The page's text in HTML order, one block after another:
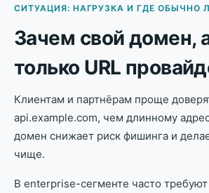
СИТУАЦИЯ: НАГРУЗКА И ГДЕ ОБЫЧНО
Зачем свой домен,
только URL
Клиентам и партнёрам проще
api.example.com, чем длинному
домен снижает риск фишинга и
чище.
В enterprise-сегменте часто требуют